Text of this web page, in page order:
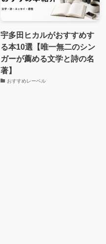
宇多田ヒカルがおすすめす
る本10選【唯一無二のシン
ガーが薦める文学と詩の名
著】
おすすめレーベル